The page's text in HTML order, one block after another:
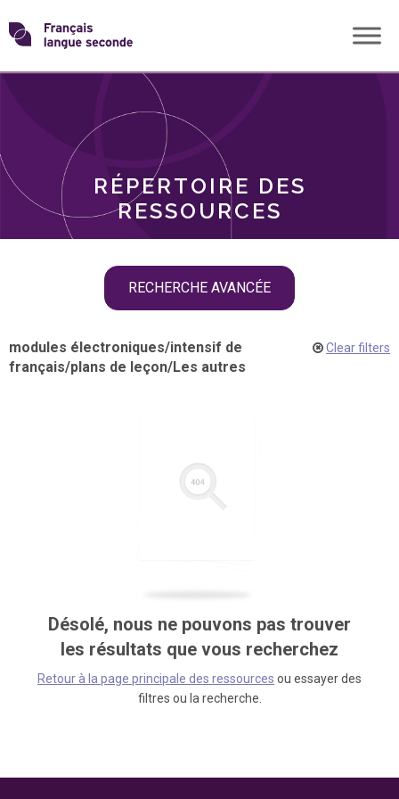
Skip
toTransformons
langue
RÉPERTOIRE DES
RESSOURCES
RECHERCHE AVANCÉE
THÈMES
modules électroniques/intensif de
français/plans de leçon/Les autres
Clear filters
Désolé, nous ne pouvons pas trouver
les résultats que vous recherchez
Retour à la page principale des ressources ou essayer des
filtres ou la recherche.